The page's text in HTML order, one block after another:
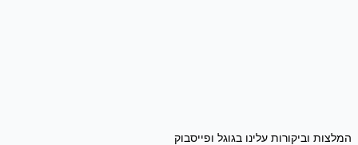
המלצות וביקורות עלינו בגוגל ופייסבוק